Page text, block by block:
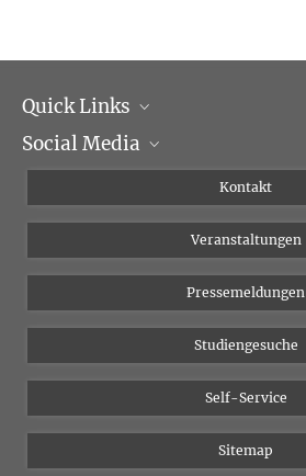
Quick Links
Institutsleitung
Social Media
YouTube
Kontakt
Veranstaltungen
Pressemeldungen
Studiengesuche
Self-Service
Sitemap